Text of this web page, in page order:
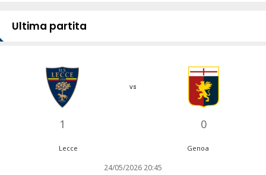
Ultima partita
1
vs
0
Lecce Genoa
24/05/2026 20:45